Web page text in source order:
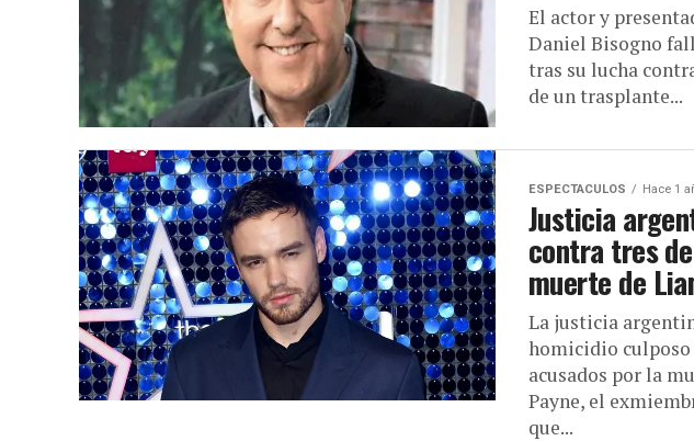
El actor y
Daniel Bisogno
tras su lucha
de un trasplante...
ESPECTACULOS Hace 1
Justicia
contra tres
muerte de
La justicia
homicidio culposo
acusados por la
Payne, el
que...